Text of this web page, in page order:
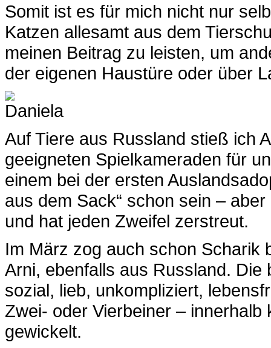
Somit ist es für mich nicht nur
Katzen allesamt aus dem
meinen Beitrag zu leisten, um
der eigenen Haustüre oder über
Auf Tiere aus Russland stieß ich
geeigneten Spielkameraden für
einem bei der ersten
aus dem Sack“ schon sein –
und hat jeden Zweifel zerstreut.
Im März zog auch schon Scharik
Arni, ebenfalls aus Russland.
sozial, lieb, unkompliziert,
Zwei- oder Vierbeiner –
gewickelt.